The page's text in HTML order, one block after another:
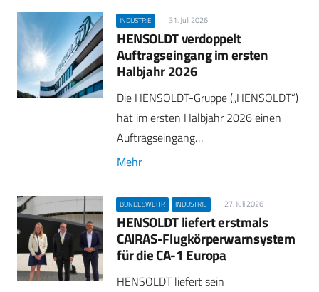
INDUSTRIE 31. Juli 2026
HENSOLDT verdoppelt
Auftragseingang im ersten
Halbjahr 2026
Die HENSOLDT-Gruppe („HENSOLDT“)
hat im ersten Halbjahr 2026 einen
Auftragseingang…
Mehr
BUNDESWEHR INDUSTRIE 27. Juli 2026
HENSOLDT liefert erstmals
CAIRAS-Flugkörperwarnsystem
für die CA-1 Europa
HENSOLDT liefert sein